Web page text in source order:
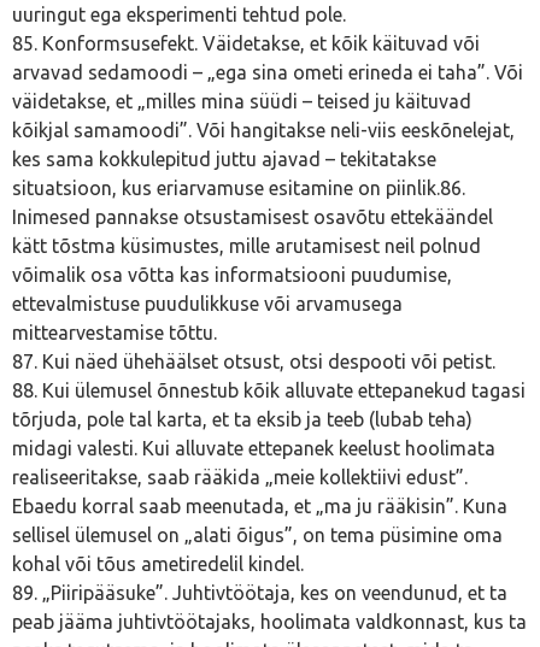
uuringut ega eksperimenti tehtud pole.
85. Konformsusefekt. Väidetakse, et kõik käituvad või
arvavad sedamoodi – „ega sina ometi erineda ei taha”. Või
väidetakse, et „milles mina süüdi – teised ju käituvad
kõikjal samamoodi”. Või hangitakse neli-viis eeskõnelejat,
kes sama kokkulepitud juttu ajavad – tekitatakse
situatsioon, kus eriarvamuse esitamine on piinlik.86.
Inimesed pannakse otsustamisest osavõtu ettekäändel
kätt tõstma küsimustes, mille arutamisest neil polnud
võimalik osa võtta kas informatsiooni puudumise,
ettevalmistuse puudulikkuse või arvamusega
mittearvestamise tõttu.
87. Kui näed ühehäälset otsust, otsi despooti või petist.
88. Kui ülemusel õnnestub kõik alluvate ettepanekud tagasi
tõrjuda, pole tal karta, et ta eksib ja teeb (lubab teha)
midagi valesti. Kui alluvate ettepanek keelust hoolimata
realiseeritakse, saab rääkida „meie kollektiivi edust”.
Ebaedu korral saab meenutada, et „ma ju rääkisin”. Kuna
sellisel ülemusel on „alati õigus”, on tema püsimine oma
kohal või tõus ametiredelil kindel.
89. „Piiripääsuke”. Juhtivtöötaja, kes on veendunud, et ta
peab jääma juhtivtöötajaks, hoolimata valdkonnast, kus ta